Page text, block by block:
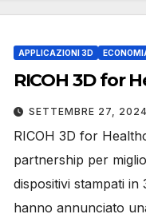
APPLICAZIONI 3D
RICOH 3D for
SETTEMBRE 27, 2024
RICOH 3D for
partnership per
dispositivi stampati in
hanno annunciato